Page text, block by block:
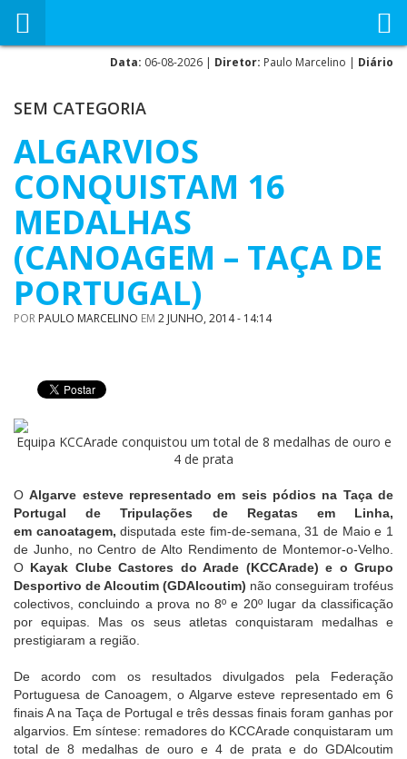
Data: 06-08-2026 | Diretor: Paulo Marcelino | Diário
SEM CATEGORIA
ALGARVIOS
CONQUISTAM 16
MEDALHAS
(CANOAGEM – TAÇA DE
PORTUGAL)
POR PAULO MARCELINO EM 2 JUNHO, 2014 - 14:14
Equipa KCCArade conquistou um total de 8 medalhas de ouro e
4 de prata
OAlgarve esteve representado em seis pódios na Taça de
Portugal de Tripulações de Regatas em Linha,
em canoatagem, disputada este fim-de-semana, 31 de Maio e 1
de Junho, no Centro de Alto Rendimento de Montemor-o-Velho.
O Kayak Clube Castores do Arade (KCCArade) e o Grupo
Desportivo de Alcoutim (GDAlcoutim) não conseguiram troféus
colectivos, concluindo a prova no 8º e 20º lugar da classificação
por equipas. Mas os seus atletas conquistaram medalhas e
prestigiaram a região.
De acordo com os resultados divulgados pela Federação
Portuguesa de Canoagem, o Algarve esteve representado em 6
finais A na Taça de Portugal e três dessas finais foram ganhas por
algarvios. Em síntese: remadores do KCCArade conquistaram um
total de 8 medalhas de ouro e 4 de prata e do GDAlcoutim